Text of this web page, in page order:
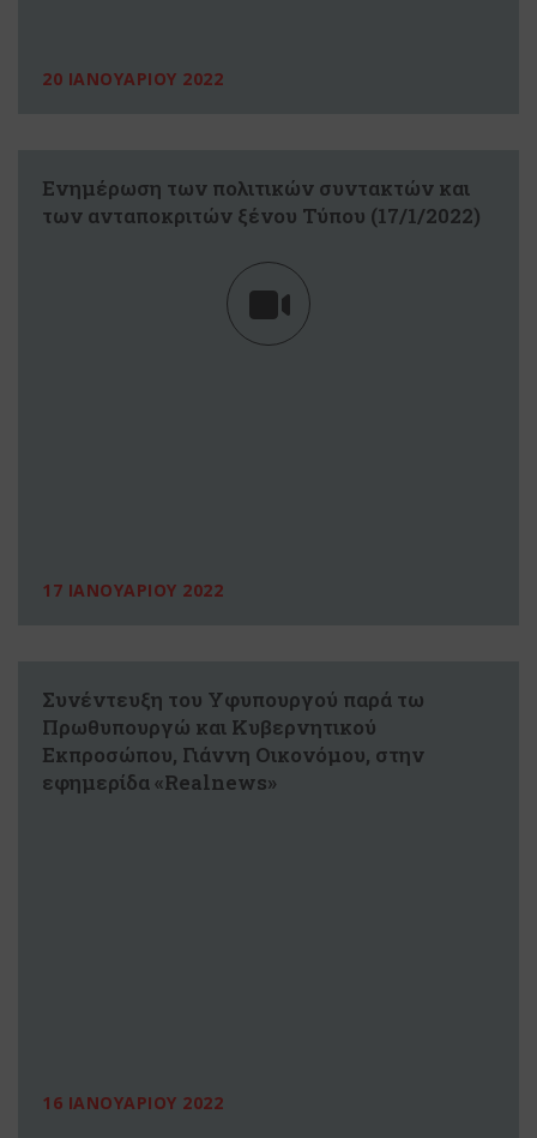
20 ΙΑΝΟΥΑΡΙΟΥ 2022
Ενημέρωση των πολιτικών συντακτών και
των ανταποκριτών ξένου Τύπου (17/1/2022)
17 ΙΑΝΟΥΑΡΙΟΥ 2022
Συνέντευξη του Υφυπουργού παρά τω
Πρωθυπουργώ και Κυβερνητικού
Εκπροσώπου, Γιάννη Οικονόμου, στην
εφημερίδα «Realnews»
16 ΙΑΝΟΥΑΡΙΟΥ 2022